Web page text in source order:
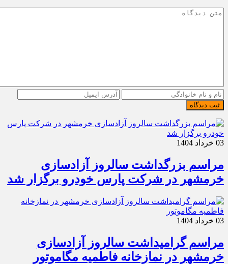
ثبت دیدگاه
03 خرداد 1404
مراسم بزرگداشت سالروز آزادسازی
خرمشهر در شرکت پارس خودرو برگزار شد
03 خرداد 1404
مراسم گرامیداشت سالروز آزادسازی
خرمشهر در نمازخانه فاطمیه مگاموتور